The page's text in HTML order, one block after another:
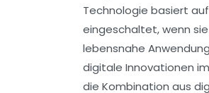
Technologie basiert
eingeschaltet, wenn
lebensnahe
digitale Innovationen
die Kombination aus